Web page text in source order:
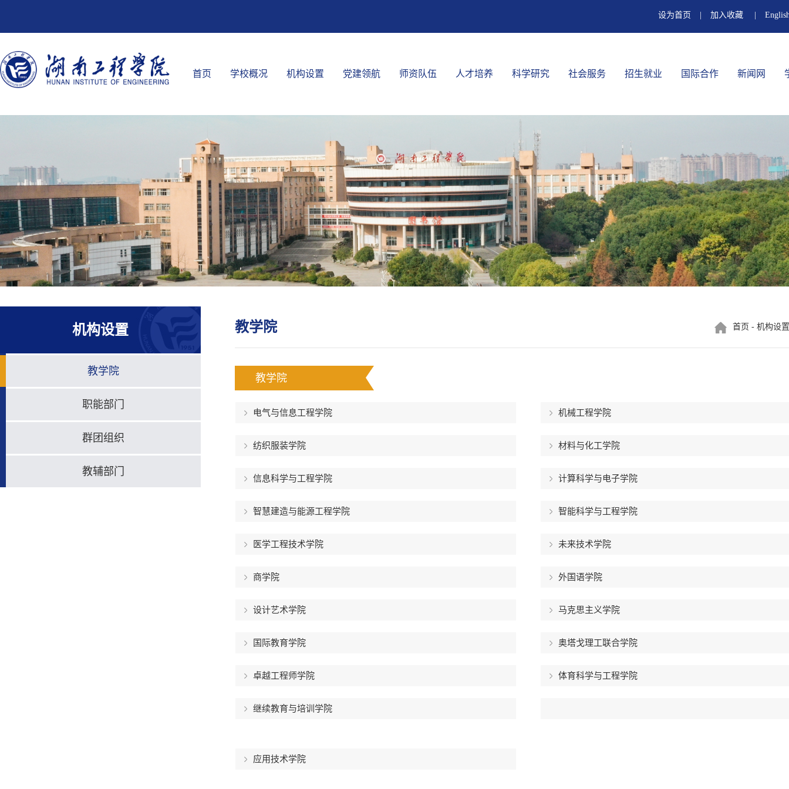
设为首页 加入收藏
首页 学校概况 机构设置 党建领航 师资队伍 人才培养 科学研究 社会服务 招生就业 国际合作 新闻网
机构设置
教学院
职能部门
群团组织
教辅部门
教学院 首页 - 机构设置
教学院
电气与信息工程学院 机械工程学院
纺织服装学院 材料与化工学院
信息科学与工程学院 计算科学与电子学院
智慧建造与能源工程学院 智能科学与工程学院
医学工程技术学院 未来技术学院
商学院 外国语学院
设计艺术学院 马克思主义学院
国际教育学院 奥塔戈理工联合学院
卓越工程师学院 体育科学与工程学院
继续教育与培训学院
应用技术学院